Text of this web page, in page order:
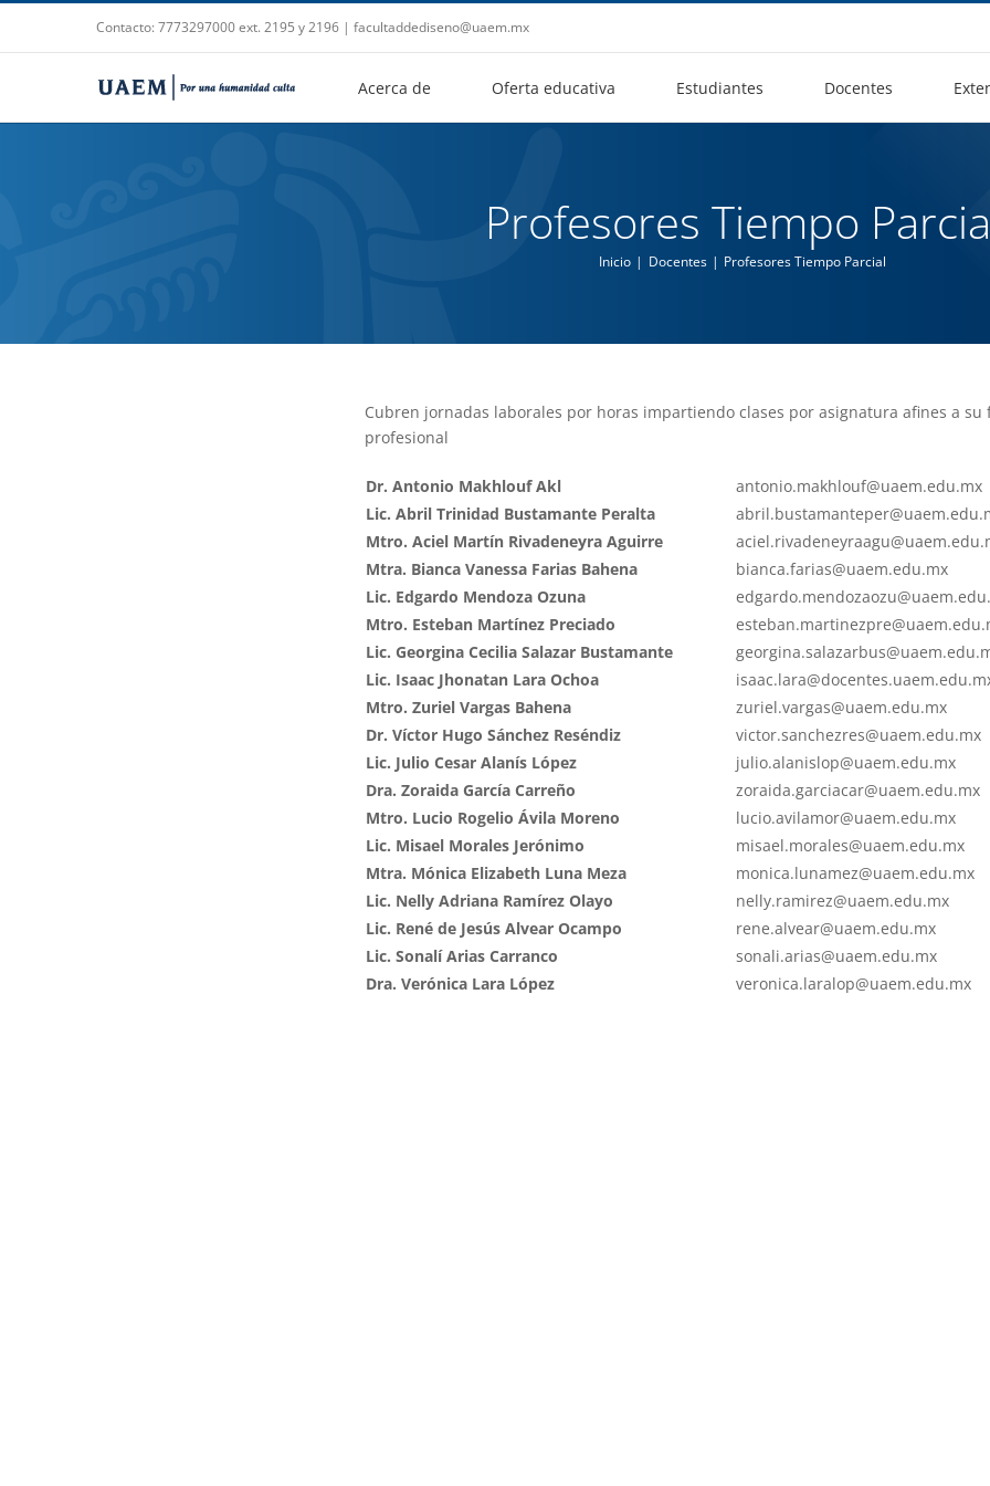
Contacto: 7773297000 ext. 2195 y 2196 | facultaddediseno@uaem.mx
Acerca de Oferta educativa Estudiantes Docentes
Profesores Tiempo
Inicio Docentes Profesores Tiempo Parcial
Cubren jornadas laborales por horas impartiendo clases por asignatura afines a
profesional
Dr. Antonio Makhlouf Akl
antonio.makhlouf@uaem.edu.mx
Lic. Abril Trinidad Bustamante Peralta
Mtro. Aciel Martín Rivadeneyra Aguirre
Mtra. Bianca Vanessa Farias Bahena
bianca.farias@uaem.edu.mx
Lic. Edgardo Mendoza Ozuna
Mtro. Esteban Martínez Preciado
Lic. Georgina Cecilia Salazar Bustamante
Lic. Isaac Jhonatan Lara Ochoa
Mtro. Zuriel Vargas Bahena
zuriel.vargas@uaem.edu.mx
Dr. Víctor Hugo Sánchez Reséndiz
victor.sanchezres@uaem.edu.mx
Lic. Julio Cesar Alanís López
julio.alanislop@uaem.edu.mx
Dra. Zoraida García Carreño
zoraida.garciacar@uaem.edu.mx
Mtro. Lucio Rogelio Ávila Moreno
lucio.avilamor@uaem.edu.mx
Lic. Misael Morales Jerónimo
misael.morales@uaem.edu.mx
Mtra. Mónica Elizabeth Luna Meza
monica.lunamez@uaem.edu.mx
Lic. Nelly Adriana Ramírez Olayo
nelly.ramirez@uaem.edu.mx
Lic. René de Jesús Alvear Ocampo
rene.alvear@uaem.edu.mx
Lic. Sonalí Arias Carranco
sonali.arias@uaem.edu.mx
Dra. Verónica Lara López
veronica.laralop@uaem.edu.mx